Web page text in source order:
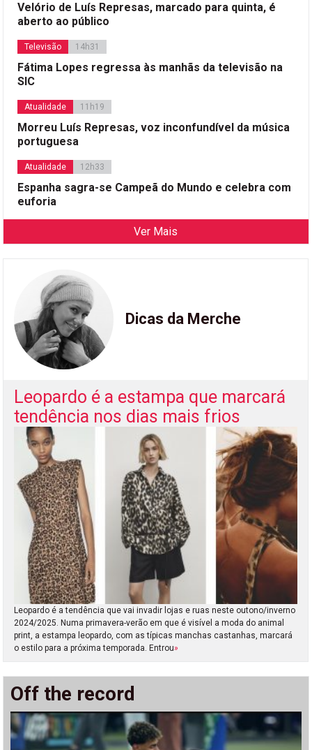
Velório de Luís Represas, marcado para quinta, é
aberto ao público
Televisão 14h31
Fátima Lopes regressa às manhãs da televisão na
SIC
Atualidade 11h19
Morreu Luís Represas, voz inconfundível da música
portuguesa
Atualidade 12h33
Espanha sagra-se Campeã do Mundo e celebra com
euforia
Ver Mais
Dicas da Merche
Leopardo é a estampa que marcará
tendência nos dias mais frios
Leopardo é a tendência que vai invadir lojas e ruas neste outono/inverno
2024/2025. Numa primavera-verão em que é visível a moda do animal
print, a estampa leopardo, com as típicas manchas castanhas, marcará
o estilo para a próxima temporada. Entrou»
Off the record